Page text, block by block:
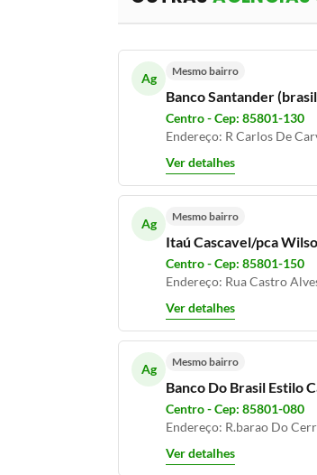
Ag Mesmo bairro
Banco Santander
Centro - Cep: 85801-130
Endereço: R Carlos De
Ver detalhes
Ag Mesmo bairro
Itaú Cascavel/pca
Centro - Cep: 85801-150
Endereço: Rua Castro
Ver detalhes
Ag Mesmo bairro
Banco Do Brasil Estilo
Centro - Cep: 85801-080
Endereço: R.barao Do
Ver detalhes